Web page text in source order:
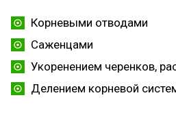
Корневыми отводами
Саженцами
Укоренением черенков,
Делением корневой